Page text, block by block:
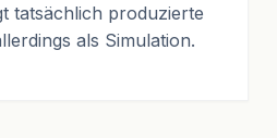
tatsächlich produzierte
als Simulation.